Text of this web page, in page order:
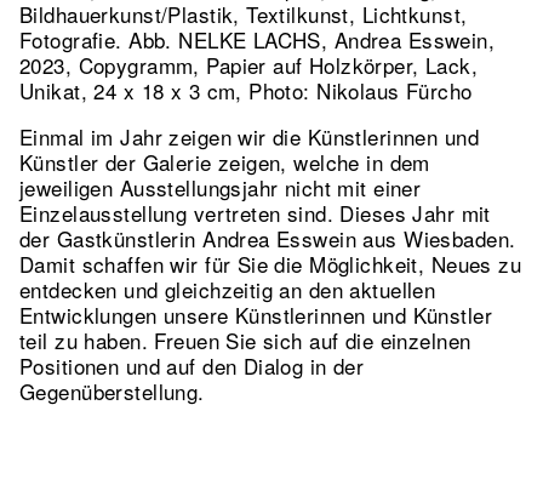
Bildhauerkunst/Plastik, Textilkunst, Lichtkunst,
Fotografie.Abb. NELKE LACHS, Andrea Esswein,
2023, Copygramm, Papier auf Holzkörper, Lack,
Unikat, 24 x 18 x 3 cm, Photo: Nikolaus Fürcho
Einmal im Jahr zeigen wir die Künstlerinnen und
Künstler der Galerie zeigen, welche in dem
jeweiligen Ausstellungsjahr nicht mit einer
Einzelausstellung vertreten sind. Dieses Jahr mit
der Gastkünstlerin Andrea Esswein aus Wiesbaden.
Damit schaffen wir für Sie die Möglichkeit, Neues zu
entdecken und gleichzeitig an den aktuellen
Entwicklungen unsere Künstlerinnen und Künstler
teil zu haben. Freuen Sie sich auf die einzelnen
Positionen und auf den Dialog in der
Gegenüberstellung.